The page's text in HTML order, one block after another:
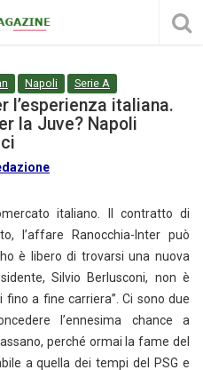
Napoli Serie A
l’esperienza italiana.
la Juve? Napoli
italiano. Il contratto di
l’affare Ranocchia-Inter può
è libero di trovarsi una nuova
Silvio Berlusconi, non è
a fine carriera”. Ci sono due
l’ennesima chance a
perché ormai la fame del
a quella dei tempi del PSG e